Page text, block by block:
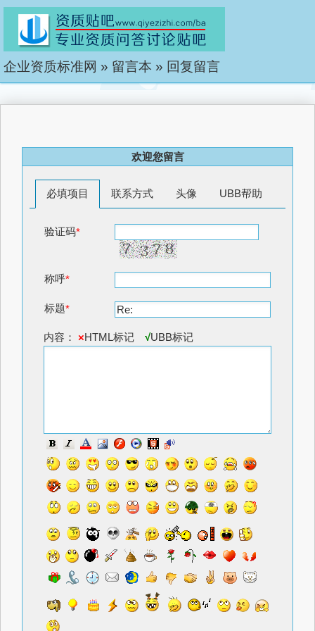
企业资质标准网 » 留言本 » 回复留言
欢迎您留言
必填项目 联系方式 头像 UBB帮助
验证码*
称呼*
标题*
内容： ×HTML标记 √UBB标记